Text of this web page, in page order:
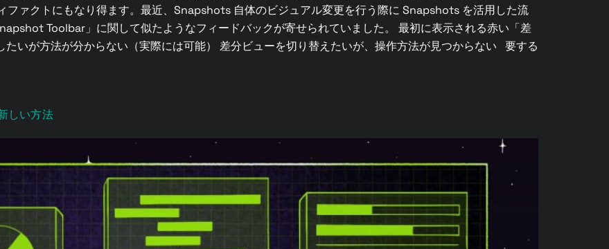
ァクトにもなり得ます。最近、Snapshots 自体のビジュアル変更を行う際に Snapshots を活用した流
Toolbar」に関して似たようなフィードバックが寄せられていました。 最初に表示される赤い「差
いが方法が分からない（実際には可能） 差分ビューを切り替えたいが、操作方法が見つからない 要する
しい方法